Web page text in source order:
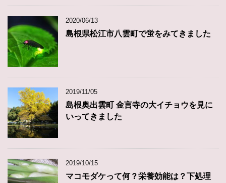
2020/06/13
島根県松江市八雲町で蛍をみてきました
2019/11/05
島根奥出雲町 金言寺の大イチョウを見に
いってきました
2019/10/15
マコモダケって何？栄養効能は？下処理